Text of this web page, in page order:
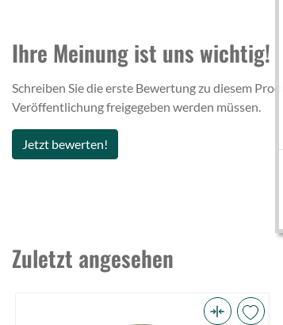
Ihre Meinung ist uns wichtig!
Schreiben Sie die erste Bewertung zu diesem
Veröffentlichung freigegeben werden müssen.
Jetzt bewerten!
Zuletzt angesehen